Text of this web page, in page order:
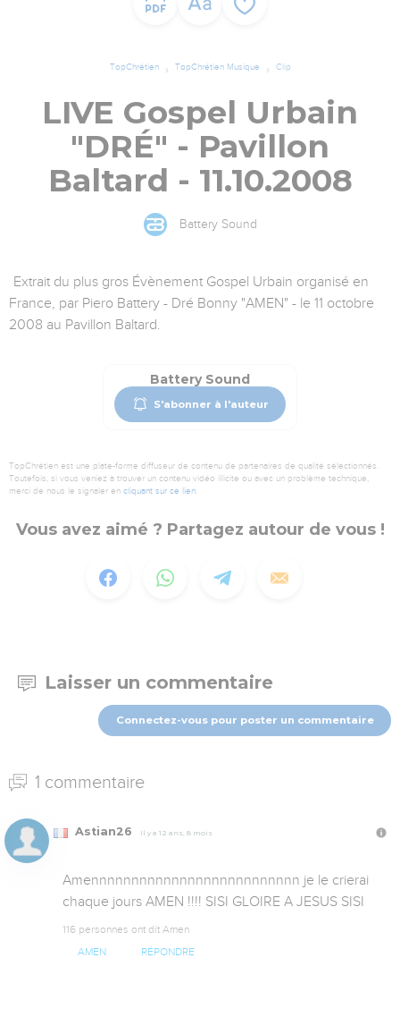
TopChrétien TopChrétien Musique Clip
LIVE Gospel Urbain
"DRÉ" - Pavillon
Baltard - 11.10.2008
Battery Sound
Extrait du plus gros Évènement Gospel Urbain organisé en
France, par Piero Battery - Dré Bonny "AMEN" - le 11 octobre
2008 au Pavillon Baltard.
Battery Sound
S'abonner à l'auteur
TopChrétien est une plate-forme diffuseur de contenu de partenaires de qualité sélectionnés.
Toutefois, si vous veniez à trouver un contenu vidéo illicite ou avec un problème technique,
merci de nous le signaler en cliquant sur ce lien.
Vous avez aimé ? Partagez autour de vous !
Laisser un commentaire
Connectez-vous pour poster un commentaire
1 commentaire
Astian26 Il y a 12 ans, 8 mois
Amennnnnnnnnnnnnnnnnnnnnnnnnn je le crierai
chaque jours AMEN !!!! SISI GLOIRE A JESUS SISI
116 personnes ont dit Amen
AMEN RÉPONDRE